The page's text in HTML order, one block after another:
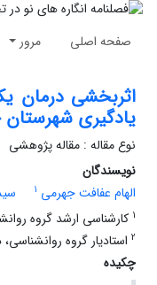
صفحه اصلی مرور
اثربخشی درمان
یادگیری شهرستان
نوع مقاله : مقاله پژوهشی
نویسندگان
الهام عفافت جهرمی 1
1 کارشناسی ارشد گروه
2 استادیار گروه روانشناسی،
چکیده